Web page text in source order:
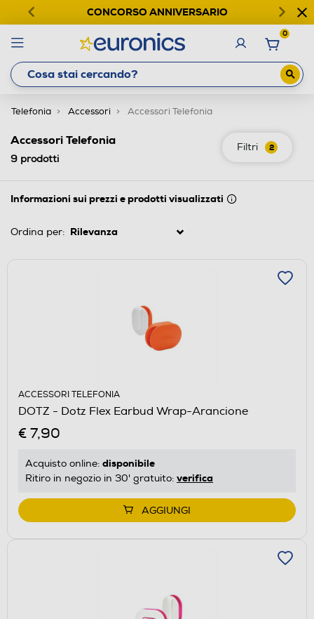
CONCORSO ANNIVERSARIO
0
Telefonia Accessori Accessori Telefonia
Filtri 2
Accessori Telefonia
9 prodotti
Informazioni sui prezzi e prodotti visualizzati
Ordina per:
ACCESSORI TELEFONIA
DOTZ - Dotz Flex Earbud Wrap-Arancione
€ 7,90
Acquisto online: disponibile
Ritiro in negozio in 30' gratuito: verifica
AGGIUNGI